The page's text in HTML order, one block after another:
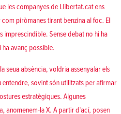
les companyes de Llibertat.cat ens
piròmanes tirant benzina al foc. El
imprescindible. Sense debat no hi ha
avanç possible.
seua absència, voldria assenyalar els
sovint són utilitzats per afirmar
estratègiques. Algunes
anomenem-la X. A partir d'ací, posen